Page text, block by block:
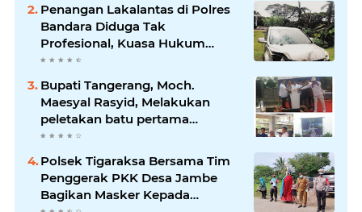
Penangan Lakalantas di Polres
Bandara Diduga Tak
Profesional, Kuasa Hukum
Adukan ke Propam
Bupati Tangerang, Moch.
Maesyal Rasyid, Melakukan
peletakan batu pertama
pembangunan Gedung Mako
Polsek Sepatan
Polsek Tigaraksa Bersama Tim
Penggerak PKK Desa Jambe
Bagikan Masker Kepada